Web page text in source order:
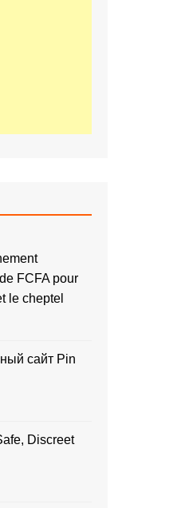
FCFA pour
le cheptel
сайт Pin
Discreet